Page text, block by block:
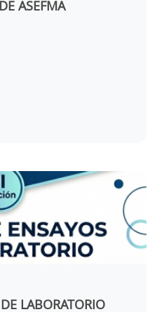
ASEFMA
LABORATORIO